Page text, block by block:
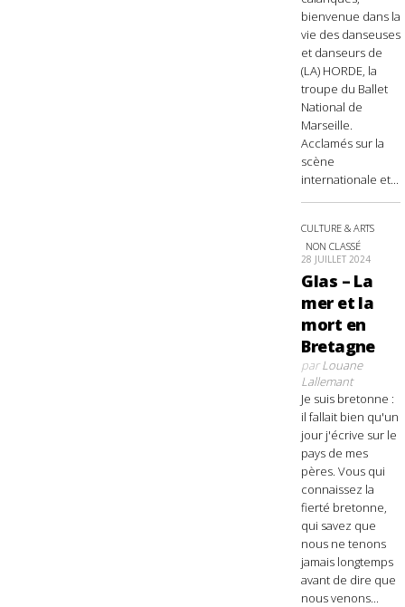
bienvenue dans la
vie des danseuses
et danseurs de
(LA) HORDE, la
troupe du Ballet
National de
Marseille.
Acclamés sur la
scène
internationale et...
CULTURE & ARTS
NON CLASSÉ
28 JUILLET 2024
Glas – La
mer et la
mort en
Bretagne
parLouane
Lallemant
Je suis bretonne :
il fallait bien qu'un
jour j'écrive sur le
pays de mes
pères. Vous qui
connaissez la
fierté bretonne,
qui savez que
nous ne tenons
jamais longtemps
avant de dire que
nous venons...